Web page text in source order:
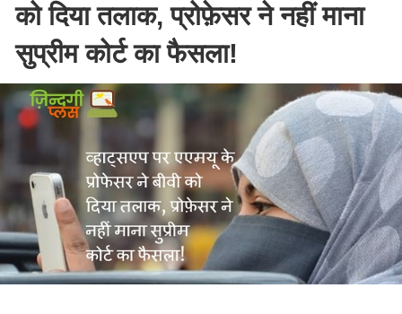
को दिया तलाक, प्रोफ़ेसर ने नहीं माना
सुप्रीम कोर्ट का फैसला!